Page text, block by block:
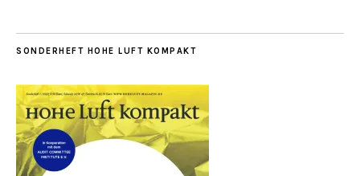
SONDERHEFT HOHE LUFT KOMPAKT